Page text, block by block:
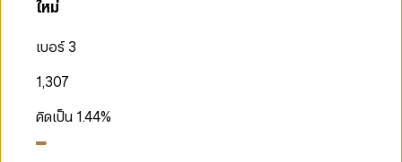
ใหม่
เบอร์ 3
1,307
คิดเป็น 1.44%